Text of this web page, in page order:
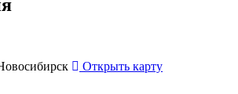
Открыть карту